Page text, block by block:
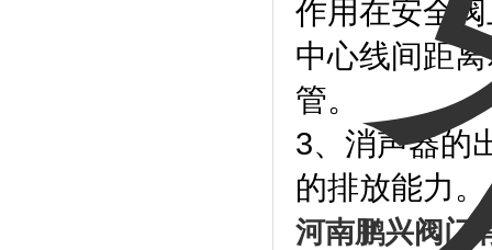
作用在安全
中心线间距
管。
3、消声器的
的排放能力。
河南鹏兴阀门